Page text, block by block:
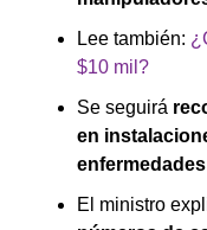
Lee también:
$10 mil?
Se seguirá
en
El ministro